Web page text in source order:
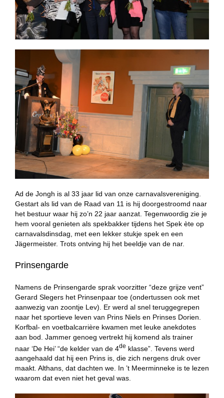
Ad de Jongh is al 33 jaar lid van onze carnavalsvereniging.
Gestart als lid van de Raad van 11 is hij doorgestroomd naar
het bestuur waar hij zo’n 22 jaar aanzat. Tegenwoordig zie je
hem vooral genieten als spekbakker tijdens het Spek ète op
carnavalsdinsdag, met een lekker stukje spek en een
Jägermeister. Trots ontving hij het beeldje van de nar.
Prinsengarde
Namens de Prinsengarde sprak voorzitter “deze grijze vent”
Gerard Slegers het Prinsenpaar toe (ondertussen ook met
aanwezig van zoontje Lev). Er werd al snel teruggegrepen
naar het sportieve leven van Prins Niels en Prinses Dorien.
Korfbal- en voetbalcarrière kwamen met leuke anekdotes
aan bod. Jammer genoeg vertrekt hij komend als trainer
naar ‘De Hei’ “de kelder van de 4de klasse”. Tevens werd
aangehaald dat hij een Prins is, die zich nergens druk over
maakt. Althans, dat dachten we. In ’t Meerminneke is te lezen
waarom dat even niet het geval was.